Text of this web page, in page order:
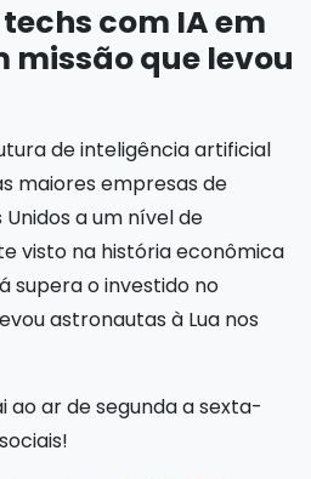
com IA em
missão que levou
de inteligência artificial
maiores empresas de
a um nível de
visto na história econômica
supera o investido no
astronautas à Lua nos
ao ar de segunda a sexta-